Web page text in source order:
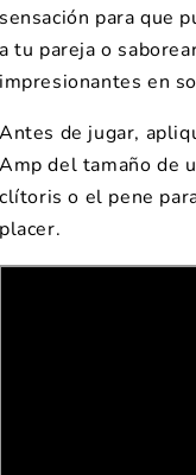
sensación para que
a tu pareja o
impresionantes en
Antes de jugar,
Amp del tamaño de
clítoris o el pene
placer.